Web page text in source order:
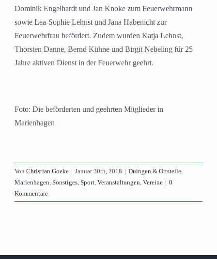
Dominik Engelhardt und Jan Knoke zum Feuerwehrmann
sowie Lea-Sophie Lehnst und Jana Habenicht zur
Feuerwehrfrau befördert. Zudem wurden Katja Lehnst,
Thorsten Danne, Bernd Kühne und Birgit Nebeling für 25
Jahre aktiven Dienst in der Feuerwehr geehrt.
Foto: Die beförderten und geehrten Mitglieder in
Marienhagen
Von Christian Goeke | Januar 30th, 2018 | Duingen & Ortsteile,
Marienhagen, Sonstiges, Sport, Veranstaltungen, Vereine | 0
Kommentare